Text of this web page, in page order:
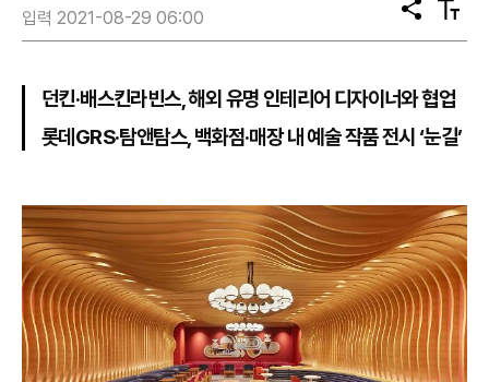
입력 2021-08-29 06:00
공
유
텍
스
기
던킨·배스킨라빈스, 해외 유명 인테리어 디자이너와 협업
롯데GRS·탐앤탐스, 백화점·매장 내 예술 작품 전시 ‘눈길’